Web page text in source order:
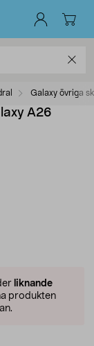
Galaxy övriga
A26
liknande
produkten